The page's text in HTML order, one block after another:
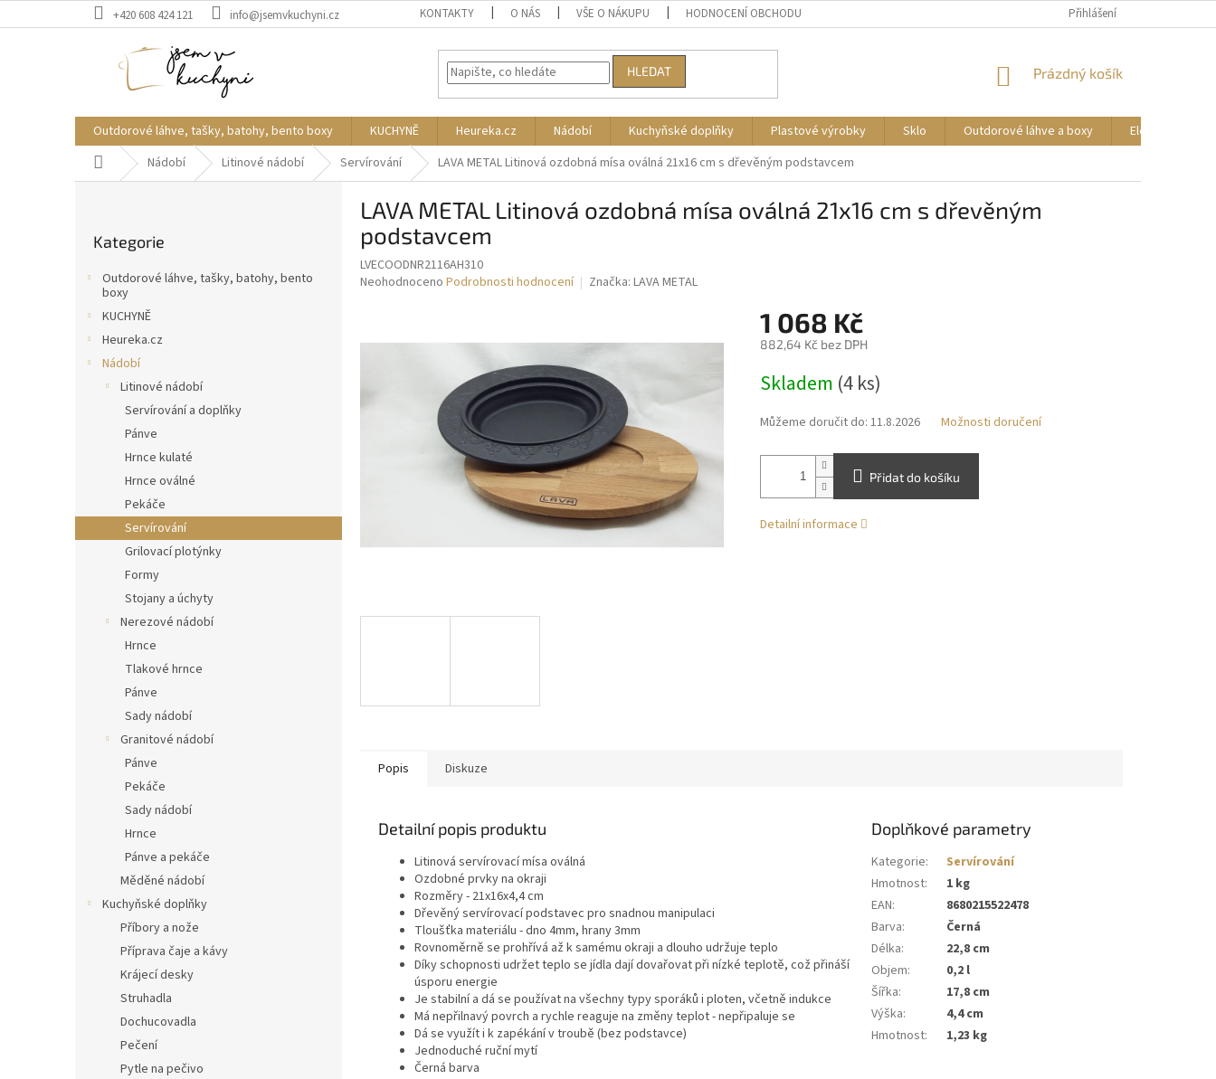
na
+420 608 424 121 info@jsemvkuchyni.cz KONTAKTY O NÁS VŠE O NÁKUPU HODNOCENÍ OBCHODU OBCHODNÍ PODMÍNKY
Přihlášení
HLEDAT
NÁKUPNÍ
Prázdný košík
Outdorové láhve, tašky, batohy, bento boxy KUCHYNĚ Heureka.cz Nádobí Kuchyňské doplňky Plastové výrobky Sklo Outdorové láhve a boxy
Elektrické
Domů Nádobí Litinové nádobí Servírování LAVA METAL Litinová ozdobná mísa oválná 21x16 cm s dřevěným podstavcem
kategorie
Kategorie
Outdorové láhve, tašky, batohy, bento
boxy
KUCHYNĚ
Heureka.cz
Nádobí
Litinové nádobí
Servírování a doplňky
Pánve
Hrnce kulaté
Hrnce oválné
Pekáče
Servírování
Grilovací plotýnky
Formy
Stojany a úchyty
Nerezové nádobí
Hrnce
Tlakové hrnce
Pánve
Sady nádobí
Granitové nádobí
Pánve
Pekáče
Sady nádobí
Hrnce
Pánve a pekáče
Měděné nádobí
Kuchyňské doplňky
Příbory a nože
Příprava čaje a kávy
Krájecí desky
Struhadla
Dochucovadla
Pečení
Pytle na pečivo
LAVA METAL Litinová ozdobná mísa oválná 21x16 cm s dřevěným
podstavcem
LVECOODNR2116AH310
Průměrné
hvězdiček.
Neohodnoceno Podrobnosti hodnocení Značka: LAVA METAL
1 068 Kč
882,64 Kč bez DPH
cena:
Skladem (4 ks)
Můžeme doručit do: 11.8.2026 Možnosti doručení
Přidat do košíku
Detailní informace
Popis Diskuze
Detailní popis produktu
Litinová servírovací mísa oválná
Ozdobné prvky na okraji
Rozměry - 21x16x4,4 cm
Dřevěný servírovací podstavec pro snadnou manipulaci
Tloušťka materiálu - dno 4mm, hrany 3mm
Rovnoměrně se prohřívá až k samému okraji a dlouho udržuje teplo
Díky schopnosti udržet teplo se jídla dají dovařovat při nízké teplotě, což přináší
úsporu energie
Je stabilní a dá se používat na všechny typy sporáků i ploten, včetně indukce
Má nepřilnavý povrch a rychle reaguje na změnyteplot -nepřipaluje se
Dá se využít i k zapékání v troubě (bez podstavce)
Jednoduché ruční mytí
Černá barva
Doplňkové parametry
Kategorie:
Servírování
Hmotnost:
1 kg
EAN:
8680215522478
Barva:
Černá
Délka:
22,8 cm
Objem:
0,2 l
Šířka:
17,8 cm
Výška:
4,4 cm
Hmotnost: 1,23 kg